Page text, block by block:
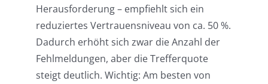
Herausforderung – empfiehlt sich ein
reduziertes Vertrauensniveau von ca. 50 %.
Dadurch erhöht sich zwar die Anzahl der
Fehlmeldungen, aber die Trefferquote
steigt deutlich. Wichtig: Am besten von